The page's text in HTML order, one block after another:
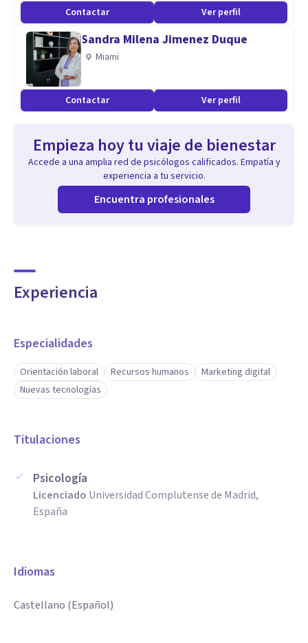
Contactar Ver perfil
Sandra Milena Jimenez Duque
Miami
Contactar Ver perfil
Empieza hoy tu viaje de bienestar
Accede a una amplia red de psicólogos calificados. Empatía y
experiencia a tu servicio.
Encuentra profesionales
Experiencia
Especialidades
Orientación laboral Recursos humanos
Marketing digital
Nuevas tecnologías
Titulaciones
Psicología
Licenciado Universidad Complutense de Madrid,
España
Idiomas
Castellano (Español)